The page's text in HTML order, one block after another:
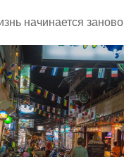
начинается заново